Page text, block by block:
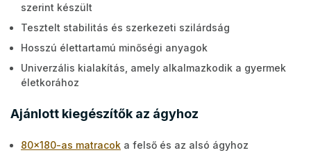
szerint készült
Tesztelt stabilitás és szerkezeti szilárdság
Hosszú élettartamú minőségi anyagok
Univerzális kialakítás, amely alkalmazkodik a gyermek
életkorához
Ajánlott kiegészítők az ágyhoz
80x180-as matracok a felső és az alsó ágyhoz